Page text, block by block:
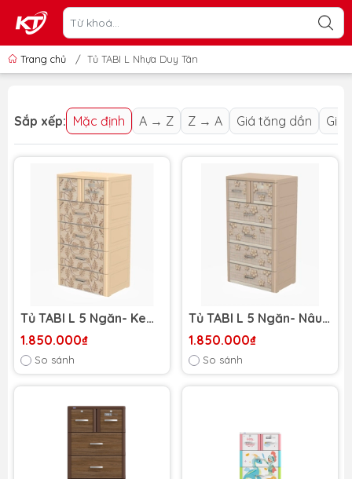
Trang chủ / Tủ TABI L Nhựa Duy Tân
Sắp xếp: Mặc định A → Z Z → A Giá tăng dần Giá
Tủ TABI L 5 Ngăn- Kem
lá gỗ
1.850.000₫
So sánh
Tủ TABI L 5 Ngăn- Nâu
hoa gỗ
1.850.000₫
So sánh